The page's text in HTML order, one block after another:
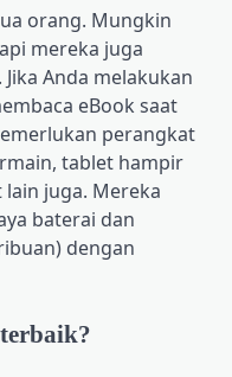
orang. Mungkin
mereka juga
Anda melakukan
eBook saat
perangkat
tablet hampir
juga. Mereka
baterai dan
dengan